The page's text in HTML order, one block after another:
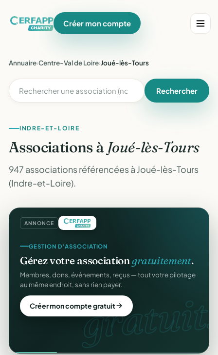
Créer mon compte
Annuaire›Centre-Val de Loire›Joué-lès-Tours
Rechercher
INDRE-ET-LOIRE
Associations à Joué-lès-Tours
947 associations référencées à Joué-lès-Tours
(Indre-et-Loire).
ANNONCE
gratuit.
GESTION D'ASSOCIATION
Gérez votre associationgratuitement.
Membres, dons, événements, reçus — tout votre pilotage
au même endroit, sans rien payer.
Créer mon compte gratuit